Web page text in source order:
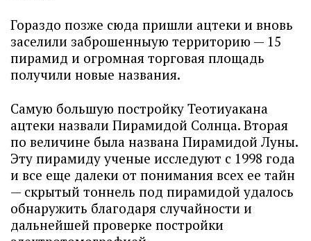
Гораздо позже сюда пришли ацтеки и вновь
заселили заброшенныую территорию — 15
пирамид и огромная торговая площадь
получили новые названия.
Самую большую постройку Теотиуакана
ацтеки назвали Пирамидой Солнца. Вторая
по величине была названа Пирамидой Луны.
Эту пирамиду ученые исследуют с 1998 года
и все еще далеки от понимания всех ее тайн
— скрытый тоннель под пирамидой удалось
обнаружить благодаря случайности и
дальнейшей проверке постройки